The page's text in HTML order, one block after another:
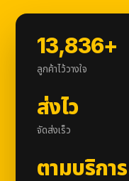
13,836+
ลูกค้าไว้วางใจ
ส่งไว
จัดส่งเร็ว
ตามบริการ